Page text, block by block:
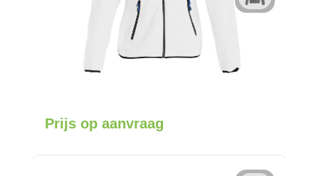
Prijs op aanvraag